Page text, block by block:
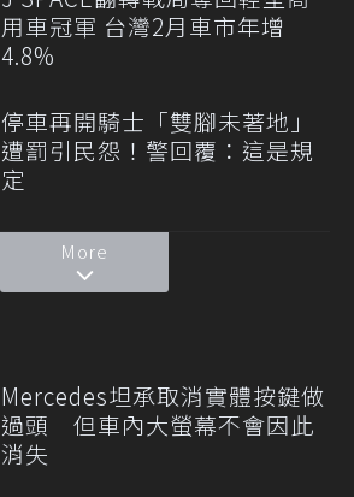
用車冠軍 台灣2月車市年增
4.8%
停車再開騎士「雙腳未著地」
遭罰引民怨！警回覆：這是規
定
More
Mercedes坦承取消實體按鍵做
過頭 但車內大螢幕不會因此
消失